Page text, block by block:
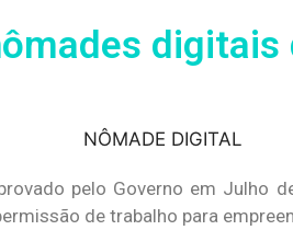
digitais
pelo Governo em Julho
de trabalho para